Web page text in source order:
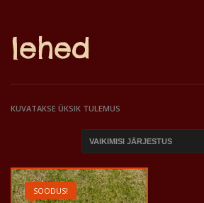
lehed
KUVATAKSE ÜKSIK TULEMUS
SOODUS!